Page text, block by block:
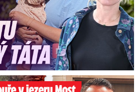
Zemřel táta Dominik (†28)